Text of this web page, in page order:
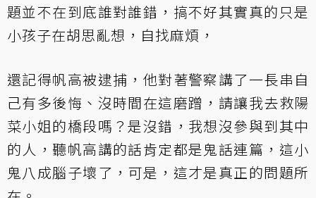
題並不在到底誰對誰錯，搞不好其實真的只是
小孩子在胡思亂想，自找麻煩，
還記得帆高被逮捕，他對著警察講了一長串自
己有多後悔、沒時間在這磨蹭，請讓我去救陽
菜小姐的橋段嗎？是沒錯，我想沒參與到其中
的人，聽帆高講的話肯定都是鬼話連篇，這小
鬼八成腦子壞了，可是，這才是真正的問題所